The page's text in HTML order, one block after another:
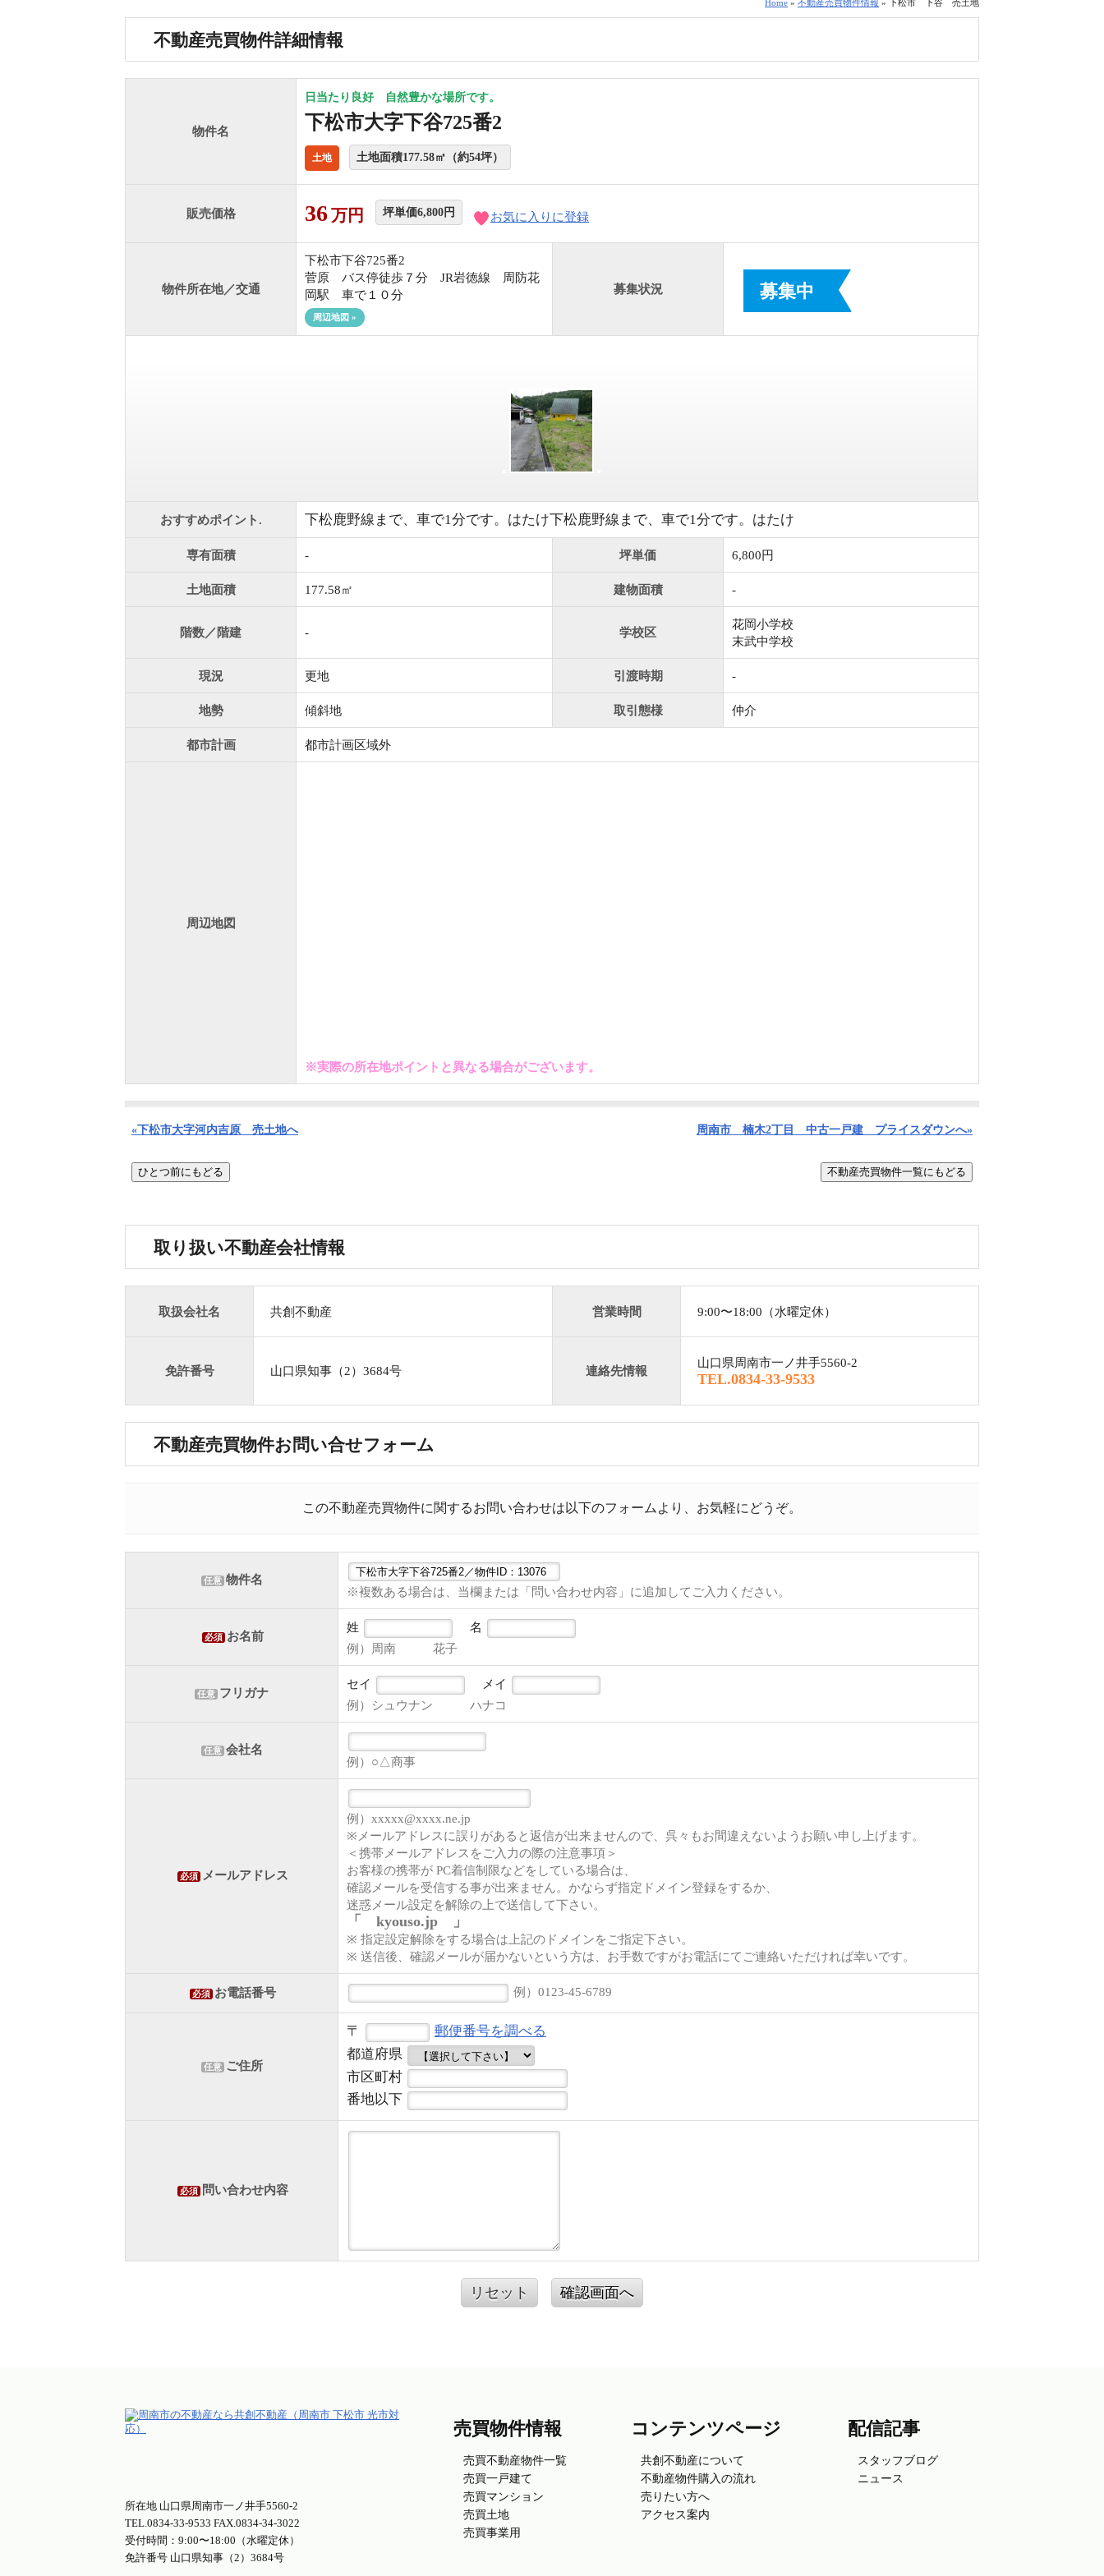
Home » 不動産売買物件情報 » 下松市 下谷 売土地
不動産売買物件詳細情報
物件名
日当たり良好 自然豊かな場所です。
下松市大字下谷725番2
土地 土地面積177.58㎡（約54坪）
販売価格 36万円 坪単価6,800円 お気に入りに登録
物件所在地／交通
下松市下谷725番2
菅原 バス停徒歩７分 JR岩徳線 周防花
岡駅 車で１０分
周辺地図 »
募集状況 募集中
おすすめポイント. 下松鹿野線まで、車で1分です。はたけ下松鹿野線まで、車で1分です。はたけ
専有面積 - 坪単価 6,800円
土地面積 177.58㎡ 建物面積 -
階数／階建 - 学校区
花岡小学校
末武中学校
現況 更地 引渡時期 -
地勢 傾斜地 取引態様 仲介
都市計画 都市計画区域外
周辺地図
※実際の所在地ポイントと異なる場合がございます。
«下松市大字河内吉原 売土地へ 周南市 楠木2丁目 中古一戸建 プライスダウンへ»
取り扱い不動産会社情報
取扱会社名 共創不動産 営業時間 9:00〜18:00（水曜定休）
免許番号 山口県知事（2）3684号 連絡先情報
山口県周南市一ノ井手5560-2
TEL.0834-33-9533
不動産売買物件お問い合せフォーム
この不動産売買物件に関するお問い合わせは以下のフォームより、お気軽にどうぞ。
任意 物件名
※複数ある場合は、当欄または「問い合わせ内容」に追加してご入力ください。
必須 お名前
姓
名
例）周南 花子
任意 フリガナ
セイ
メイ
例）シュウナン ハナコ
任意 会社名
例）○△商事
必須 メールアドレス
例）xxxxx@xxxx.ne.jp
※メールアドレスに誤りがあると返信が出来ませんので、呉々もお間違えないようお願い申し上げます。
＜携帯メールアドレスをご入力の際の注意事項＞
お客様の携帯が PC着信制限などをしている場合は、
確認メールを受信する事が出来ません。かならず指定ドメイン登録をするか、
迷惑メール設定を解除の上で送信して下さい。
「 kyouso.jp 」
※ 指定設定解除をする場合は上記のドメインをご指定下さい。
※ 送信後、確認メールが届かないという方は、お手数ですがお電話にてご連絡いただければ幸いです。
必須 お電話番号 例）0123-45-6789
任意 ご住所
〒
郵便番号を調べる
都道府県
市区町村
番地以下
必須 問い合わせ内容
リセット 確認画面へ
所在地 山口県周南市一ノ井手5560-2
TEL.0834-33-9533 FAX.0834-34-3022
受付時間：9:00〜18:00（水曜定休）
免許番号 山口県知事（2）3684号
売買物件情報
売買不動産物件一覧
売買一戸建て
売買マンション
売買土地
売買事業用
コンテンツページ
共創不動産について
不動産物件購入の流れ
売りたい方へ
アクセス案内
配信記事
スタッフブログ
ニュース